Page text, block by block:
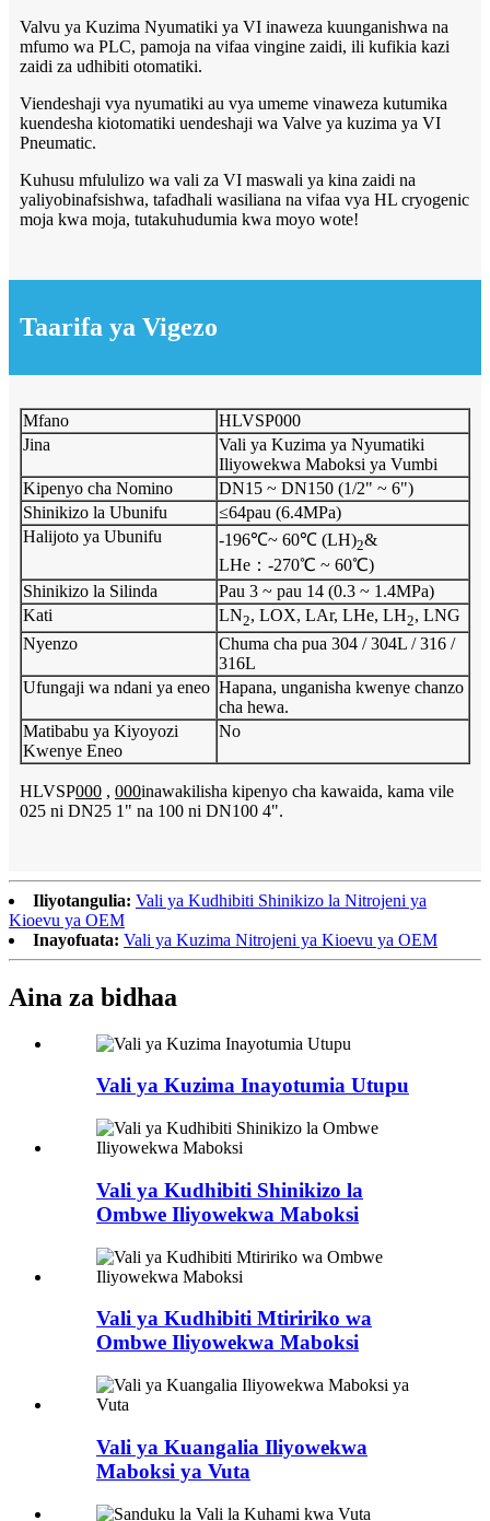
Valvu ya Kuzima Nyumatiki ya VI inaweza kuunganishwa na
mfumo wa PLC, pamoja na vifaa vingine zaidi, ili kufikia kazi
zaidi za udhibiti otomatiki.
Viendeshaji vya nyumatiki au vya umeme vinaweza kutumika
kuendesha kiotomatiki uendeshaji wa Valve ya kuzima ya VI
Pneumatic.
Kuhusu mfululizo wa vali za VI maswali ya kina zaidi na
yaliyobinafsishwa, tafadhali wasiliana na vifaa vya HL cryogenic
moja kwa moja, tutakuhudumia kwa moyo wote!
Taarifa ya Vigezo
Mfano
HLVSP000
Jina
Vali ya Kuzima ya Nyumatiki
Iliyowekwa Maboksi ya Vumbi
Kipenyo cha Nomino
DN15 ~ DN150 (1/2" ~ 6")
Shinikizo la Ubunifu
≤64pau (6.4MPa)
Halijoto ya Ubunifu
-196℃~ 60℃ (LH)2&
LHe：-270℃ ~ 60℃)
Shinikizo la Silinda
Pau 3 ~ pau 14 (0.3 ~ 1.4MPa)
Kati
LN2, LOX, LAr, LHe, LH2, LNG
Nyenzo
Chuma cha pua 304 / 304L / 316 /
316L
Ufungaji wa ndani ya eneo Hapana, unganisha kwenye chanzo
cha hewa.
Matibabu ya Kiyoyozi
Kwenye Eneo
No
HLVSP000 , 000inawakilisha kipenyo cha kawaida, kama vile
025 ni DN25 1" na 100 ni DN100 4".
Iliyotangulia: Vali ya Kudhibiti Shinikizo la Nitrojeni ya
Kioevu ya OEM
Inayofuata: Vali ya Kuzima Nitrojeni ya Kioevu ya OEM
Aina za bidhaa
Vali ya Kuzima Inayotumia Utupu
Vali ya Kudhibiti Shinikizo la
Ombwe Iliyowekwa Maboksi
Vali ya Kudhibiti Mtiririko wa
Ombwe Iliyowekwa Maboksi
Vali ya Kuangalia Iliyowekwa
Maboksi ya Vuta